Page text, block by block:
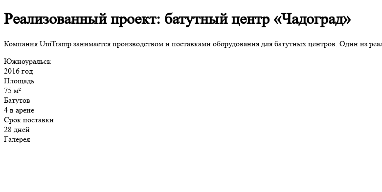
Реализованный проект: батутный центр «Чадоград»
Компания UniTramp занимается производством и поставками оборудования для батутных центров. Один из
Южноуральск
2016 год
Площадь
75 м²
Батутов
4 в арене
Срок поставки
28 дней
Галерея